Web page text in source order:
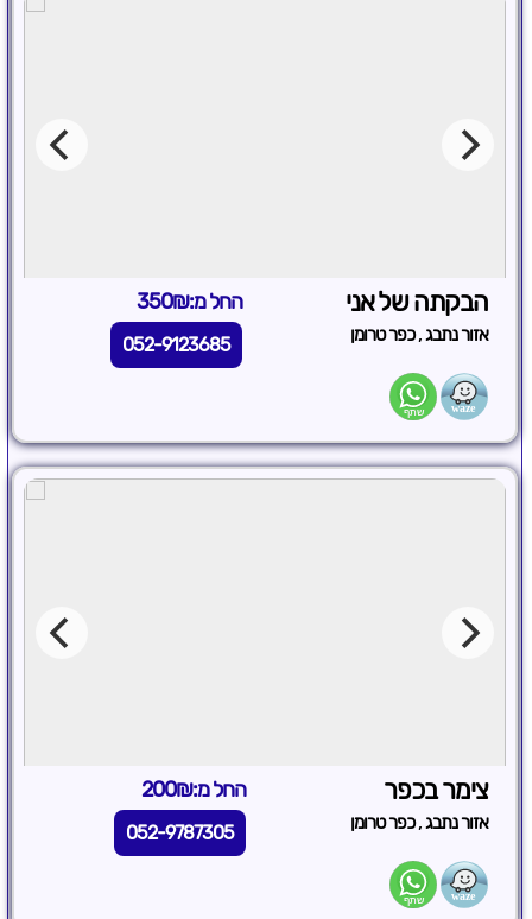
הבקתה של אני החל מ:350₪
אזור נתבג,כפר טרומן 052-9123685
צימר בכפר החל מ:200₪
אזור נתבג,כפר טרומן 052-9787305